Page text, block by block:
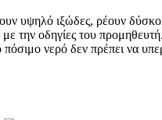
υψηλό ιξώδες, ρέουν
την οδηγίες του
νερό δεν πρέπει να